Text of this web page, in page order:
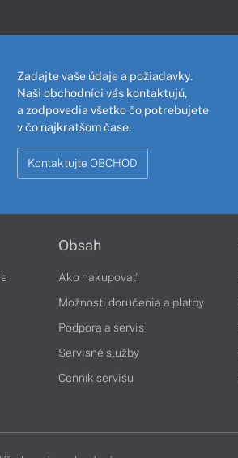
Zadajte vaše údaje a požiadavky.
Naši obchodníci vás kontaktujú,
a zodpovedia všetko čo potrebujete
v čo najkratšom čase.
Kontaktujte OBCHOD
Obsah
Ako nakupovať
Možnosti doručenia a platby
Podpora a servis
Servisné služby
Cenník servisu